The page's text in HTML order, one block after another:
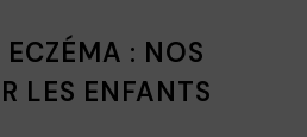
: NOS
LES ENFANTS